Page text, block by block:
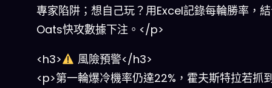
專家陷阱；想自己玩？用Excel記錄每輪勝率，
Oats快攻數據下注。</p>
<h3>
風險預警</h3>
<p>第一輪爆冷機率仍達22%，霍夫斯特拉若抓